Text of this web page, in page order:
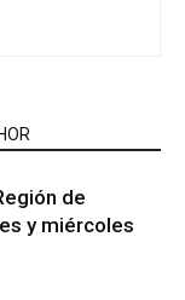
de
y miércoles